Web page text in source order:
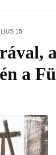
15.
a